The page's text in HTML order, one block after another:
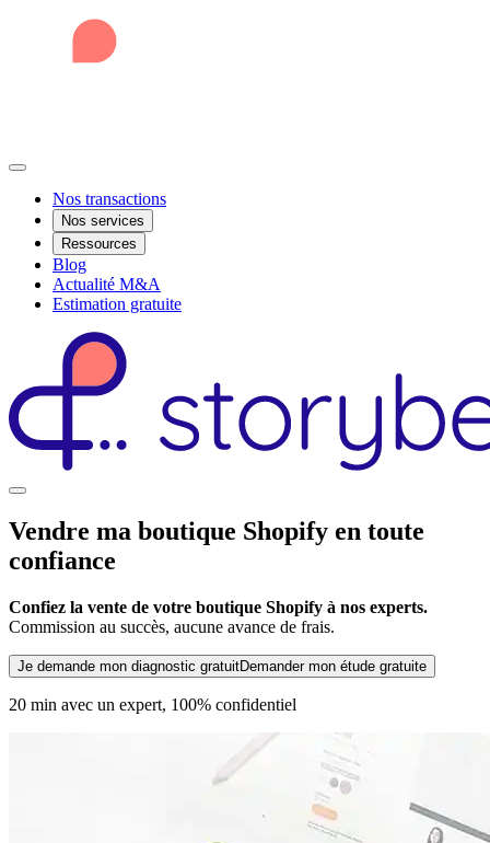
Nos transactions
Nos services
Ressources
Blog
Actualité M&A
Estimation gratuite
Vendre ma boutique Shopify en toute
confiance
Confiez la vente de votre boutique Shopify à nos experts.
Commission au succès, aucune avance de frais.
Je demande mon diagnostic gratuitDemander mon étude gratuite
20 min avec un expert, 100% confidentiel